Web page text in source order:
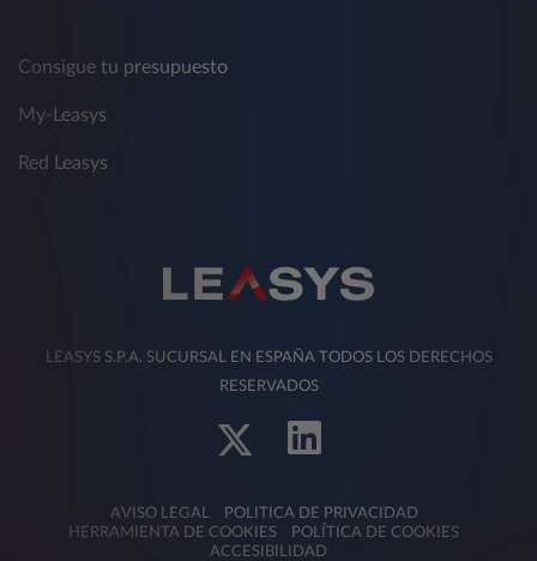
Consigue tu presupuesto
My-Leasys
Red Leasys
LEASYS S.P.A. SUCURSAL EN ESPAÑA TODOS LOS DERECHOS
RESERVADOS
AVISO LEGAL
POLITICA DE PRIVACIDAD
HERRAMIENTA DE COOKIES
POLÍTICA DE COOKIES
ACCESIBILIDAD